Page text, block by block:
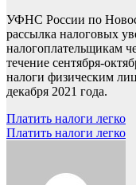
УФНС России по
рассылка налоговых
налогоплательщикам
течение сентября-
налоги физическим
декабря 2021 года.
Навигация
по
Платить налоги легко
Платить налоги легко